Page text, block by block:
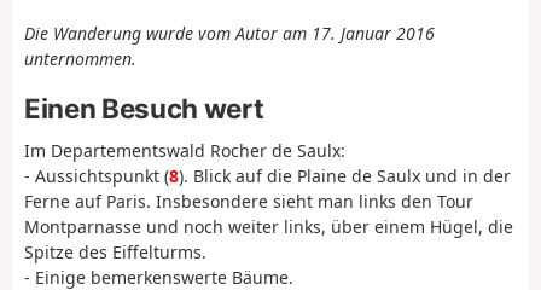
Die Wanderung wurde vom Autor am 17. Januar 2016
unternommen.
Einen Besuch wert
Im Departementswald Rocher de Saulx:
- Aussichtspunkt (8). Blick auf die Plaine de Saulx und in der
Ferne auf Paris. Insbesondere sieht man links den Tour
Montparnasse und noch weiter links, über einem Hügel, die
Spitze des Eiffelturms.
- Einige bemerkenswerte Bäume.